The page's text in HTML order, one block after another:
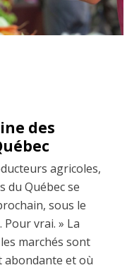
des
agricoles,
du Québec se
sous le
Pour vrai. » La
marchés sont
abondante et où